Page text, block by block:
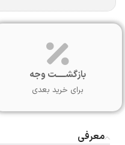
بازگشـــــت وجه
برای خرید بعدی
معرفی